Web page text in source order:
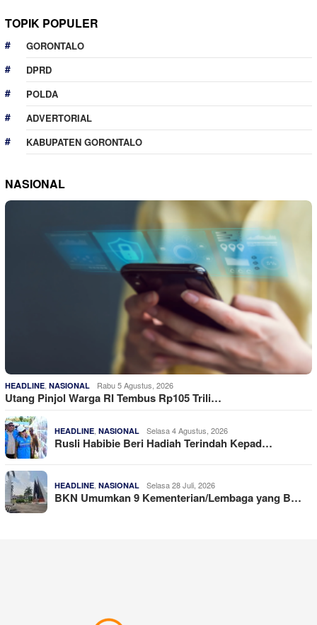
TOPIK POPULER
GORONTALO
DPRD
POLDA
ADVERTORIAL
KABUPATEN GORONTALO
NASIONAL
HEADLINE NASIONAL Rabu 5 Agustus, 2026
Utang Pinjol Warga RI Tembus Rp105 Trili…
HEADLINE NASIONAL Selasa 4 Agustus, 2026
Rusli Habibie Beri Hadiah Terindah Kepad…
HEADLINE NASIONAL Selasa 28 Juli, 2026
BKN Umumkan 9 Kementerian/Lembaga yang B…